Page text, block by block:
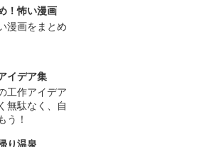
！怖い漫画
漫画をまとめ
イデア集
工作アイデア
無駄なく、自
う！
り温泉